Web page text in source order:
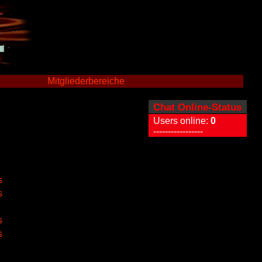
Chat Online-Status
Users online: 0
-----------------
Mitgliederbereiche